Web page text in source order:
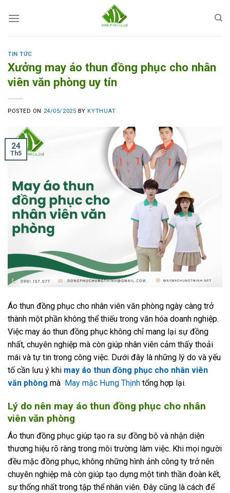
TIN TỨC
Xưởng may áo thun đồng phục cho nhân
viên văn phòng uy tín
POSTED ON 24/05/2025 BYKYTHUAT
24
Th5
Áo thun đồng phục cho nhân viên văn phòng ngày càng trở
thành một phần không thể thiếu trong văn hóa doanh nghiệp.
Việc may áo thun đồng phục không chỉ mang lại sự đồng
nhất, chuyên nghiệp mà còn giúp nhân viên cảm thấy thoải
mái và tự tin trong công việc. Dưới đây là những lý do và yếu
tố cần lưu ý khi may áo thun đồng phục cho nhân viên
văn phòng mà May mặc Hưng Thịnh tổng hợp lại.
Lý do nên may áo thun đồng phục cho nhân
viên văn phòng
Áo thun đồng phục giúp tạo ra sự đồng bộ và nhận diện
thương hiệu rõ ràng trong môi trường làm việc. Khi mọi người
đều mặc đồng phục, không những hình ảnh công ty trở nên
chuyên nghiệp mà còn giúp tạo dựng một tinh thần đoàn kết,
sự thống nhất trong tập thể nhân viên. Đây cũng là cách để